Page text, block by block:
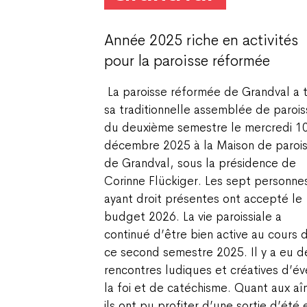
Année 2025 riche en activités
pour la paroisse réformée
La paroisse réformée de Grandval a
sa traditionnelle assemblée de
du deuxième semestre le mercredi
décembre 2025 à la Maison de
de Grandval, sous la présidence de
Corinne Flückiger. Les sept
ayant droit présentes ont accepté le
budget 2026. La vie paroissiale a
continué d’être bien active au cours
ce second semestre 2025. Il y a eu
rencontres ludiques et créatives
la foi et de catéchisme. Quant aux